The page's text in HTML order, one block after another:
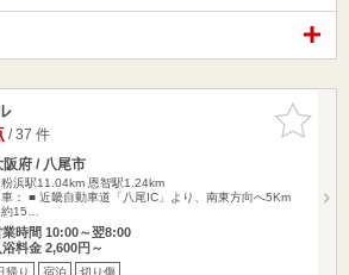
お気に入
りに追加
/ 37 件
阪府 / 八尾市
浜駅11.04km 恩智駅1.24km
車： ■ 近畿自動車道「八尾IC」より、南東方向へ5Km
約15…
業時間 10:00～翌8:00
浴料金 2,600円～
帰り 宿泊 切り傷